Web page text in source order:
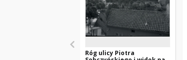
Róg ulicy Piotra